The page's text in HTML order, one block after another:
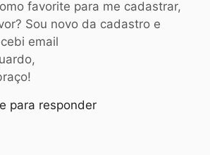
s
e
:
favorite para me cadastrar,
Sou novo da cadastro e
email
para responder